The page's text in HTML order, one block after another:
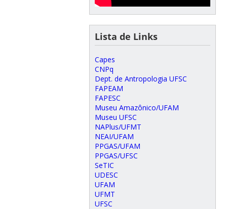
Lista de Links
Capes
CNPq
Dept. de Antropologia UFSC
FAPEAM
FAPESC
Museu Amazônico/UFAM
Museu UFSC
NAPlus/UFMT
NEAI/UFAM
PPGAS/UFAM
PPGAS/UFSC
SeTIC
UDESC
UFAM
UFMT
UFSC